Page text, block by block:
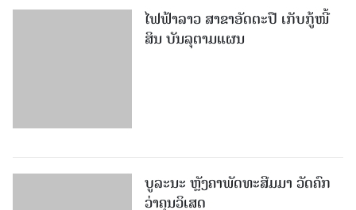
ໄຟ​ຟ້າ​ລາວ ສາ​ຂາ​ອັດ​ຕະ​ປື ເກັບ​ກູ້​ໜີ້​
ສິນ ບັນ​ລຸ​ຕາມ​ແຜນ
ວ່າຄຸນວິເສດ